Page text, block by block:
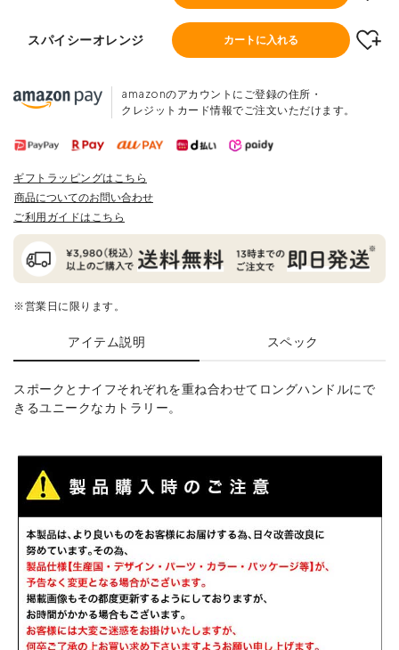
スパイシーオレンジ カートに入れる
amazonのアカウントにご登録の住所・
クレジットカード情報でご注文いただけます。
ギフトラッピングはこちら
商品についてのお問い合わせ
ご利用ガイドはこちら
※営業日に限ります。
アイテム説明 スペック
スポークとナイフそれぞれを重ね合わせてロングハンドルにで
きるユニークなカトラリー。